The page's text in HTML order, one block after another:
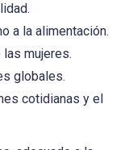
a la alimentación.
mujeres.
globales.
cotidianas y el